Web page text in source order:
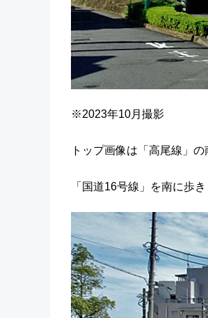
※2023年10月撮影
トップ画像は「高尾線」
「国道16号線」を南に歩き